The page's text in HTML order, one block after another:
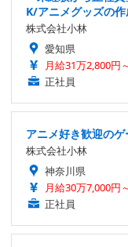
K/アニメグッズの
株式会社小林
愛知県
月給31万2,800円
正社員
アニメ好き歓迎の
株式会社小林
神奈川県
月給30万7,000円
正社員